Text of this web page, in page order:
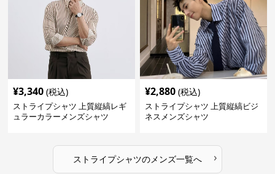
¥3,340 (税込)
ストライプシャツ 上質縦縞レギ
ュラーカラーメンズシャツ
¥2,880 (税込)
ストライプシャツ 上質縦縞ビジ
ネスメンズシャツ
ストライプシャツのメンズ一覧へ ›